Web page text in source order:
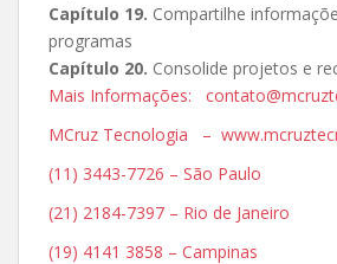
Capítulo 19. Compartilhe
programas
Capítulo 20. Consolide projetos e
Mais Informações:
MCruz Tecnologia –
(11) 3443-7726 – São Paulo
(21) 2184-7397 – Rio de Janeiro
(19) 4141 3858 – Campinas